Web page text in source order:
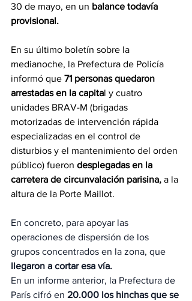
30 de mayo, en un balance todavía
provisional.
En su último boletín sobre la
medianoche, la Prefectura de Policía
informó que 71 personas quedaron
arrestadas en la capital y cuatro
unidades BRAV-M (brigadas
motorizadas de intervención rápida
especializadas en el control de
disturbios y el mantenimiento del orden
público) fueron desplegadas en la
carretera de circunvalación parisina, a la
altura de la Porte Maillot.
En concreto, para apoyar las
operaciones de dispersión de los
grupos concentrados en la zona, que
llegaron a cortar esa vía.
En un informe anterior, la Prefectura de
París cifró en 20.000 los hinchas que se